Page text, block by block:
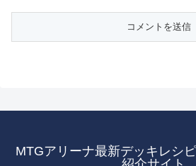
MTGアリーナ最新デッキレシ